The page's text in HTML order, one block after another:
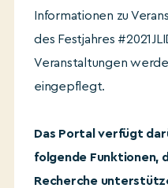
Informationen zu
des Festjahres
Veranstaltungen
eingepflegt.
Das Portal verfügt
folgende Funktionen,
Recherche